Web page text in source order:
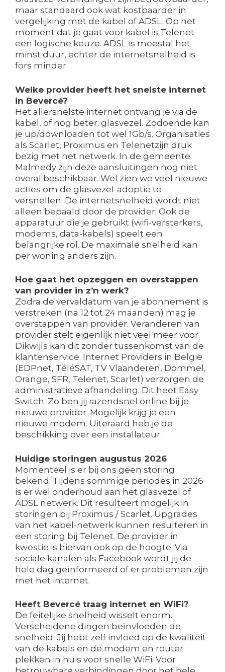
maar standaard ook wat kostbaarder in
vergelijking met de kabel of ADSL. Op het
moment dat je gaat voor kabel is Telenet
een logische keuze. ADSL is meestal het
minst duur, echter de internetsnelheid is
fors minder.
Welke provider heeft het snelste internet
in Bevercé?
Het allersnelste internet ontvang je via de
kabel, of nog beter: glasvezel. Zodoende kan
je up/downloaden tot wel 1Gb/s. Organisaties
als Scarlet, Proximus en Telenetzijn druk
bezig met het netwerk. In de gemeente
Malmedy zijn deze aansluitingen nog niet
overal beschikbaar. Wel zien we veel nieuwe
acties om de glasvezel-adoptie te
versnellen. De internetsnelheid wordt niet
alleen bepaald door de provider. Ook de
apparatuur die je gebruikt (wifi-versterkers,
modems, data-kabels) speelt een
belangrijke rol. De maximale snelheid kan
per woning anders zijn.
Hoe gaat het opzeggen en overstappen
van provider in z’n werk?
Zodra de vervaldatum van je abonnement is
verstreken (na 12 tot 24 maanden) mag je
overstappen van provider. Veranderen van
provider stelt eigenlijk niet veel meer voor.
Dikwijls kan dit zonder tussenkomst van de
klantenservice. Internet Providers in België
(EDPnet, TéléSAT, TV Vlaanderen, Dommel,
Orange, SFR, Telenet, Scarlet) verzorgen de
administratieve afhandeling. Dit heet Easy
Switch. Zo ben jij razendsnel online bij je
nieuwe provider. Mogelijk krijg je een
nieuwe modem. Uiteraard heb je de
beschikking over een installateur.
Huidige storingen augustus 2026
Momenteel is er bij ons geen storing
bekend. Tijdens sommige periodes in 2026
is er wel onderhoud aan het glasvezel of
ADSL netwerk. Dit resulteert mogelijk in
storingen bij Proximus / Scarlet. Upgrades
van het kabel-netwerk kunnen resulteren in
een storing bij Telenet. De provider in
kwestie is hiervan ook op de hoogte. Via
sociale kanalen als Facebook wordt jij de
hele dag geïnformeerd of er problemen zijn
met het internet.
Heeft Bevercé traag internet en WiFi?
De feitelijke snelheid wisselt enorm.
Verscheidene dingen beïnvloeden de
snelheid. Jij hebt zelf invloed op de kwaliteit
van de kabels en de modem en router
plekken in huis voor snelle WiFi. Voor